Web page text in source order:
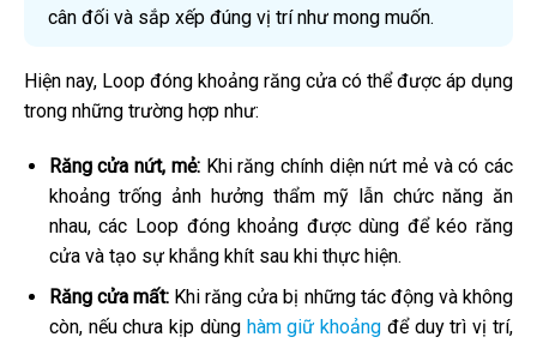
cân đối và sắp xếp đúng vị trí như mong muốn.
Hiện nay, Loop đóng khoảng răng cửa có thể được áp dụng
trong những trường hợp như:
Răng cửa nứt, mẻ:Khi răng chính diện nứt mẻ và có các
khoảng trống ảnh hưởng thẩm mỹ lẫn chức năng ăn
nhau, các Loop đóng khoảng được dùng để kéo răng
cửa và tạo sự khắng khít sau khi thực hiện.
Răng cửa mất: Khi răng cửa bị những tác động và không
còn, nếu chưa kịp dùng hàm giữ khoảng để duy trì vị trí,